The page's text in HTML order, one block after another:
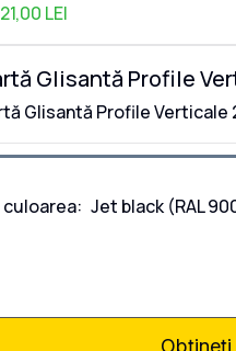
LEI
Glisantă Profile
Glisantă Profile Verticale
Jet black(RAL